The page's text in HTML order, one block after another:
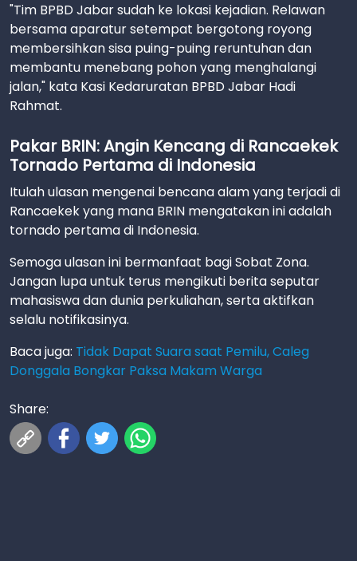
"Tim BPBD Jabar sudah ke lokasi kejadian. Relawan
bersama aparatur setempat bergotong royong
membersihkan sisa puing-puing reruntuhan dan
membantu menebang pohon yang menghalangi
jalan," kata Kasi Kedaruratan BPBD Jabar Hadi
Rahmat.
Pakar BRIN: Angin Kencang di Rancaekek
Tornado Pertama di Indonesia
Itulah ulasan mengenai bencana alam yang terjadi di
Rancaekek yang mana BRIN mengatakan ini adalah
tornado pertama di Indonesia.
Semoga ulasan ini bermanfaat bagi Sobat Zona.
Jangan lupa untuk terus mengikuti berita seputar
mahasiswa dan dunia perkuliahan, serta aktifkan
selalu notifikasinya.
Baca juga: Tidak Dapat Suara saat Pemilu, Caleg
Donggala Bongkar Paksa Makam Warga
Share: